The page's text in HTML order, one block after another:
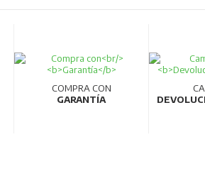
COMPRA CON
GARANTÍA